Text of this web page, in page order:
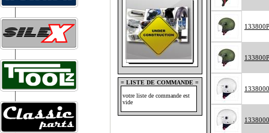
= LISTE DE COMMANDE =
votre liste de commande est
vide